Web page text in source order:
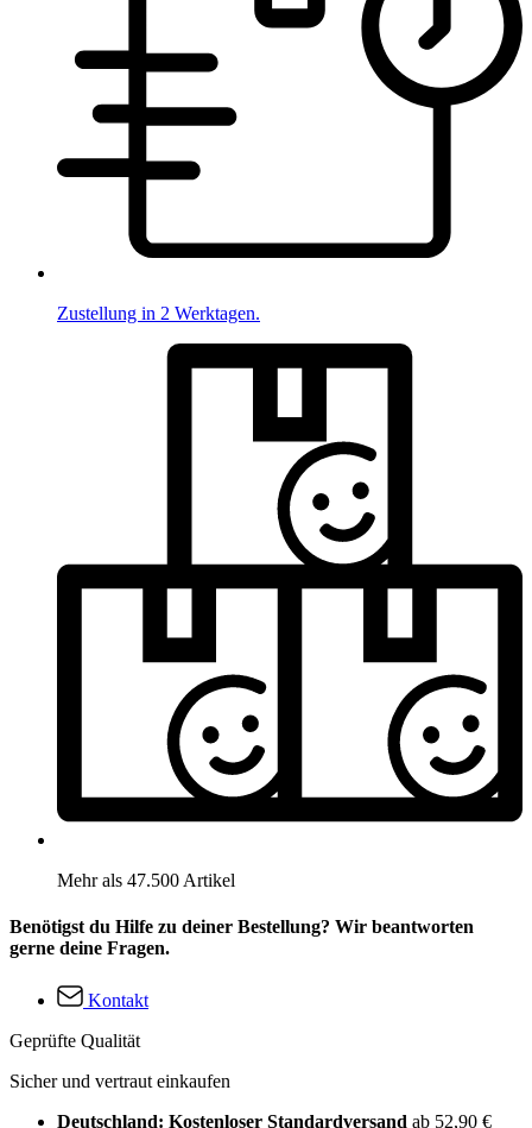
Zustellung in 2 Werktagen.
Mehr als 47.500 Artikel
Benötigst du Hilfe zu deiner Bestellung? Wir beantworten
gerne deine Fragen.
Kontakt
Geprüfte Qualität
Sicher und vertraut einkaufen
Deutschland: Kostenloser Standardversand ab 52,90 €